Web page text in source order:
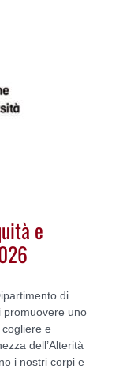
e
di
promuovere uno
e
dell’Alterità
i nostri corpi e